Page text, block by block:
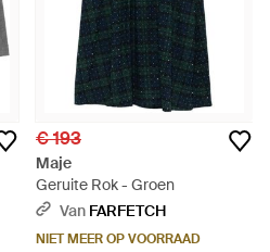
€ 193
Maje
Geruite Rok - Groen
Van FARFETCH
NIET MEER OP VOORRAAD